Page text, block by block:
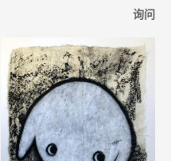
询问